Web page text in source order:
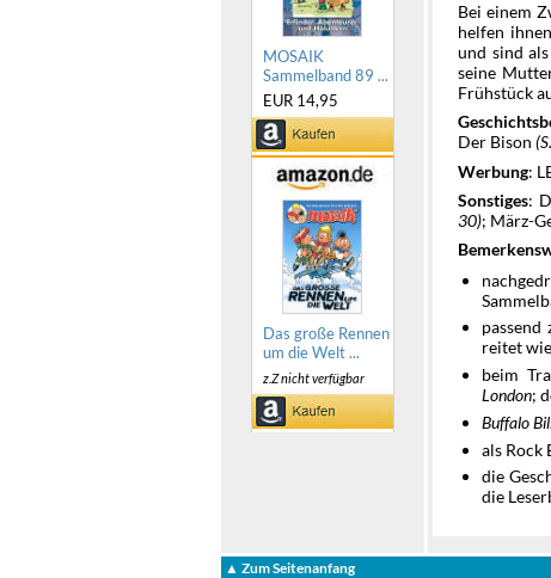
MOSAIK
Sammelband 89 ...
EUR 14,95
Das große Rennen
um die Welt ...
z.Z nicht verfügbar
Bei einem
helfen
und sind
seine
Frühstück
Der Bison
Werbung:
Sonstiges:
30); März-
passend
reitet
beim
London;
Buffalo
als Rock
die
die
▲ Zum Seitenanfang